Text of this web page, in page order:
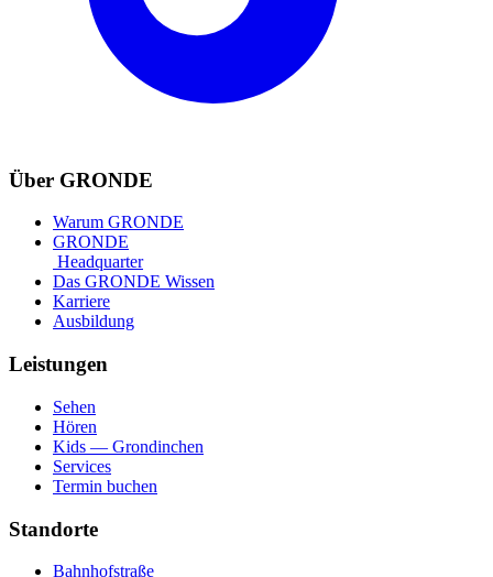
Über GRONDE
Warum GRONDE
GRONDE
Headquarter
Das GRONDE Wissen
Karriere
Ausbildung
Leistungen
Sehen
Hören
Kids — Grondinchen
Services
Termin buchen
Standorte
Bahnhofstraße